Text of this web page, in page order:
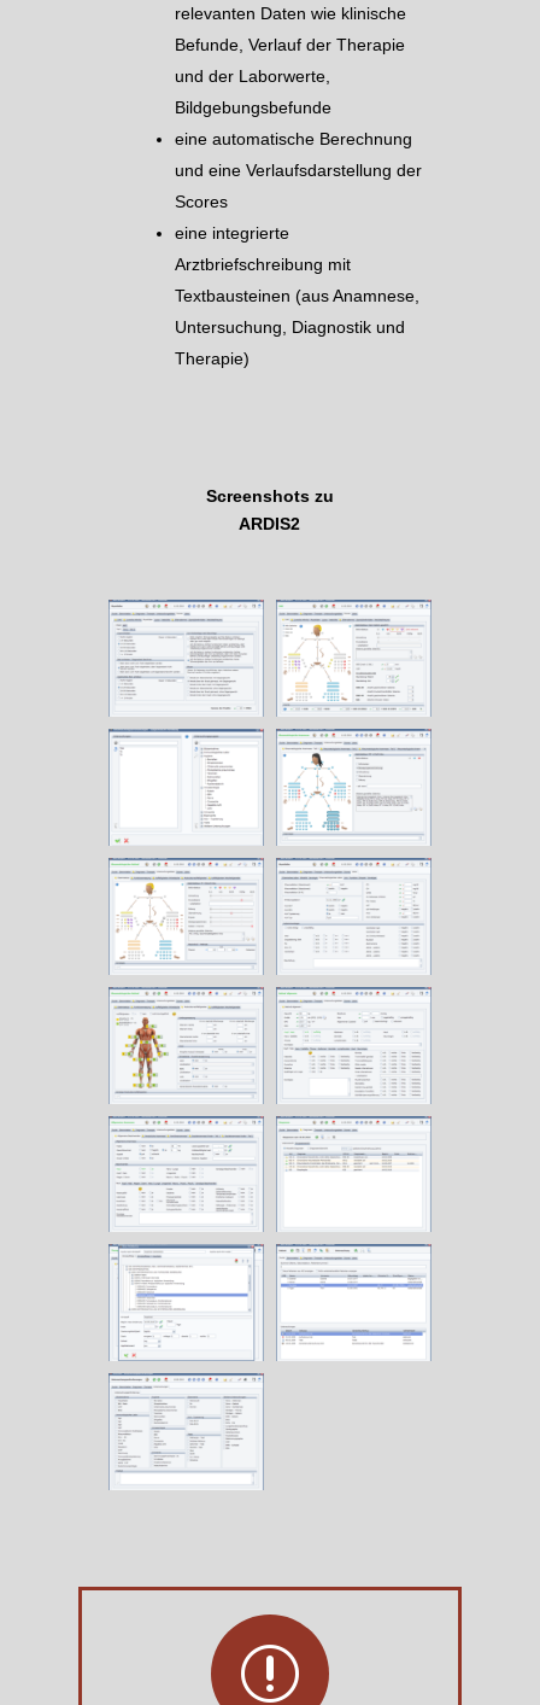
relevanten Daten wie klinische
Befunde, Verlauf der Therapie
und der Laborwerte,
Bildgebungsbefunde
eine automatische Berechnung
und eine Verlaufsdarstellung der
Scores
eine integrierte
Arztbriefschreibung mit
Textbausteinen (aus Anamnese,
Untersuchung, Diagnostik und
Therapie)
Screenshots zu
ARDIS2
r